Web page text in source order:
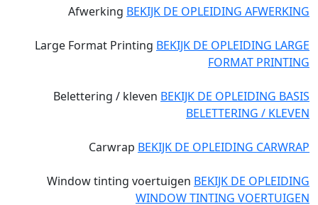
Afwerking BEKIJK DE OPLEIDING AFWERKING
Large Format Printing BEKIJK DE OPLEIDING LARGE
FORMAT PRINTING
Belettering / kleven BEKIJK DE OPLEIDING BASIS
BELETTERING / KLEVEN
Carwrap BEKIJK DE OPLEIDING CARWRAP
Window tinting voertuigen BEKIJK DE OPLEIDING
WINDOW TINTING VOERTUIGEN